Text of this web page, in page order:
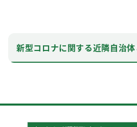
新型コロナに関する近隣自治